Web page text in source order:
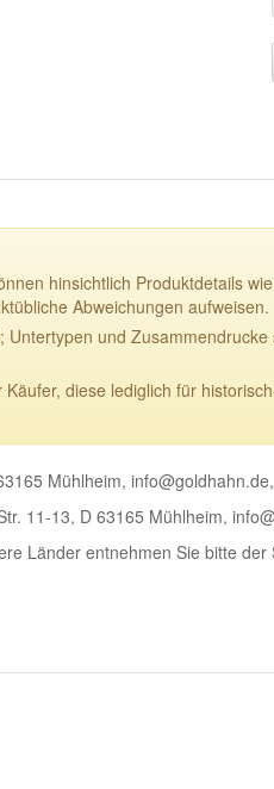
hinsichtlich Produktdetails
Abweichungen aufweisen.
und
diese lediglich für
Mühlheim,
11-13, D 63165 Mühlheim,
Länder entnehmen Sie bitte der